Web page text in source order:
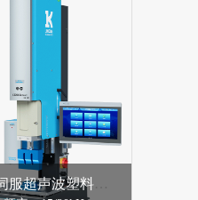
灵科伺服超声波塑料焊接机 20kHz-2000/3000W L3000 ServoⅡ